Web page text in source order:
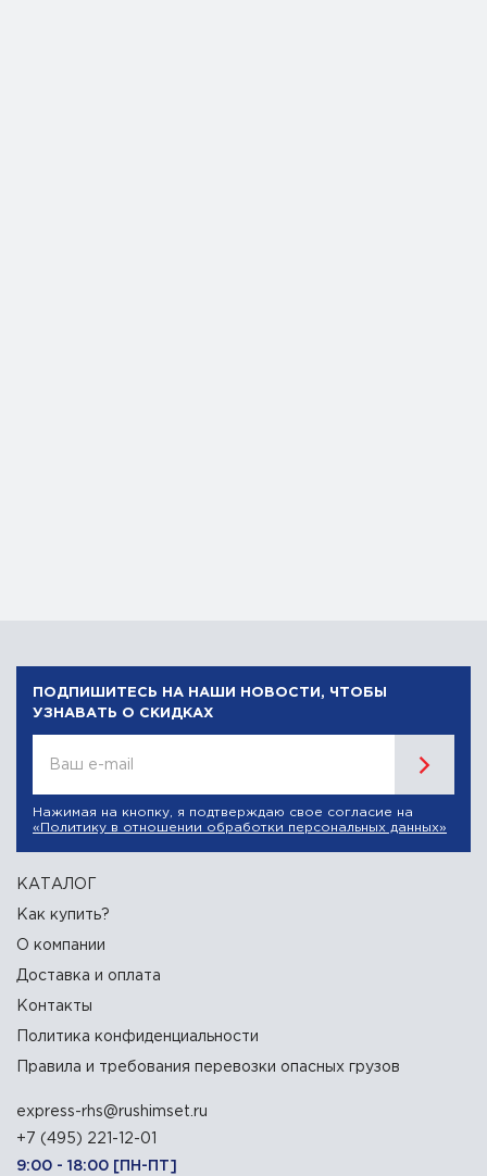
ПОДПИШИТЕСЬ НА НАШИ НОВОСТИ, ЧТОБЫ
УЗНАВАТЬ О СКИДКАХ
Ваш e-mail
Нажимая на кнопку, я подтверждаю свое согласие на
«Политику в отношении обработки персональных данных»
КАТАЛОГ
Как купить?
О компании
Доставка и оплата
Контакты
Политика конфиденциальности
Правила и требования перевозки опасных грузов
express-rhs@rushimset.ru
+7 (495) 221-12-01
9:00 - 18:00 [ПН-ПТ]